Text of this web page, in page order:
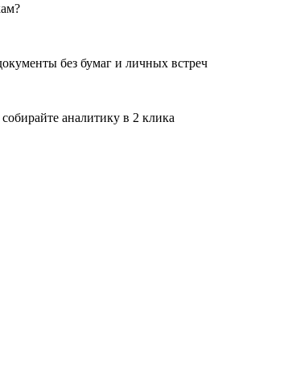
без бумаг и личных встреч
аналитику в 2 клика